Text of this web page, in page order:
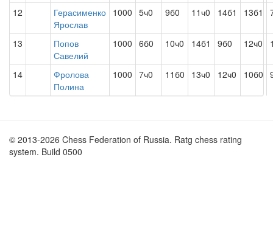
12
Герасименко
Ярослав
1000 5ч0 9б0 11ч0 14б1 13б1
13
Попов
Савелий
1000 6б0 10ч0 14б1 9б0 12ч0
14
Фролова
Полина
1000 7ч0 11б0 13ч0 12ч0 10б0
© 2013-2026 Chess Federation of Russia. Ratg chess rating
system. Build 0500